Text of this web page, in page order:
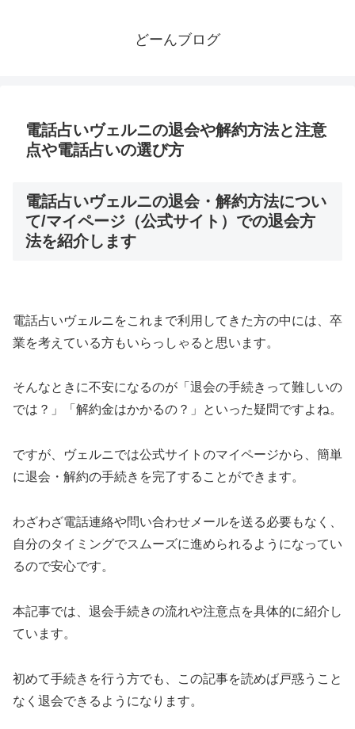
どーんブログ
電話占いヴェルニの退会や解約方法と注意
点や電話占いの選び方
電話占いヴェルニの退会・解約方法につい
て/マイページ（公式サイト）での退会方
法を紹介します
電話占いヴェルニをこれまで利用してきた方の中には、卒
業を考えている方もいらっしゃると思います。
そんなときに不安になるのが「退会の手続きって難しいの
では？」「解約金はかかるの？」といった疑問ですよね。
ですが、ヴェルニでは公式サイトのマイページから、簡単
に退会・解約の手続きを完了することができます。
わざわざ電話連絡や問い合わせメールを送る必要もなく、
自分のタイミングでスムーズに進められるようになってい
るので安心です。
本記事では、退会手続きの流れや注意点を具体的に紹介し
ています。
初めて手続きを行う方でも、この記事を読めば戸惑うこと
なく退会できるようになります。